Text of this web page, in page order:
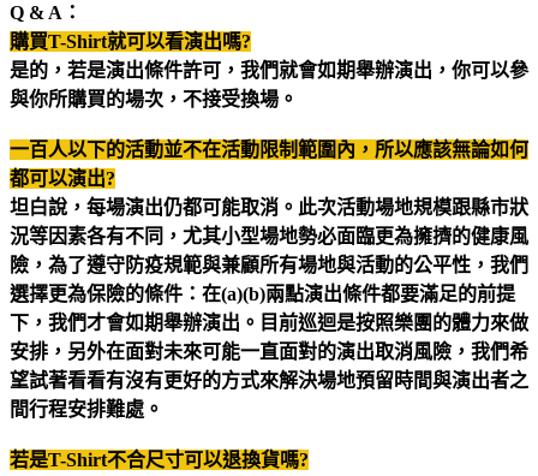
Q & A ：
購買T-Shirt就可以看演出嗎?
是的，若是演出條件許可，我們就會如期舉辦演出，你可以參
與你所購買的場次，不接受換場。
一百人以下的活動並不在活動限制範圍內，所以應該無論如何
都可以演出?
坦白說，每場演出仍都可能取消。此次活動場地規模跟縣市狀
況等因素各有不同，尤其小型場地勢必面臨更為擁擠的健康風
險，為了遵守防疫規範與兼顧所有場地與活動的公平性，我們
選擇更為保險的條件：在(a)(b)兩點演出條件都要滿足的前提
下，我們才會如期舉辦演出。目前巡迴是按照樂團的體力來做
安排，另外在面對未來可能一直面對的演出取消風險，我們希
望試著看看有沒有更好的方式來解決場地預留時間與演出者之
間行程安排難處。
若是T-Shirt不合尺寸可以退換貨嗎?